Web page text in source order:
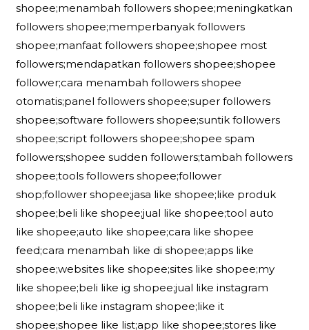
shopee;menambah followers shopee;meningkatkan
followers shopee;memperbanyak followers
shopee;manfaat followers shopee;shopee most
followers;mendapatkan followers shopee;shopee
follower;cara menambah followers shopee
otomatis;panel followers shopee;super followers
shopee;software followers shopee;suntik followers
shopee;script followers shopee;shopee spam
followers;shopee sudden followers;tambah followers
shopee;tools followers shopee;follower
shop;follower shopee;jasa like shopee;like produk
shopee;beli like shopee;jual like shopee;tool auto
like shopee;auto like shopee;cara like shopee
feed;cara menambah like di shopee;apps like
shopee;websites like shopee;sites like shopee;my
like shopee;beli like ig shopee;jual like instagram
shopee;beli like instagram shopee;like it
shopee;shopee like list;app like shopee;stores like